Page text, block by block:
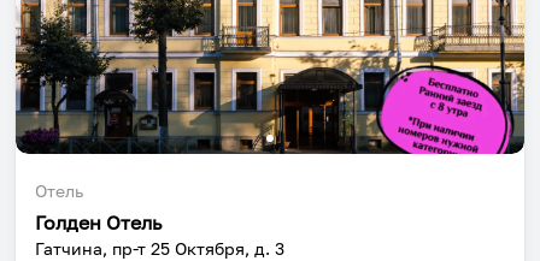
Отель
Голден Отель
Гатчина, пр-т 25 Октября, д. 3